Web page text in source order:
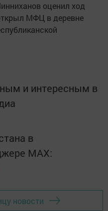
оценил ход
МФЦ в деревне
и интересным в
в
MАХ:
новости